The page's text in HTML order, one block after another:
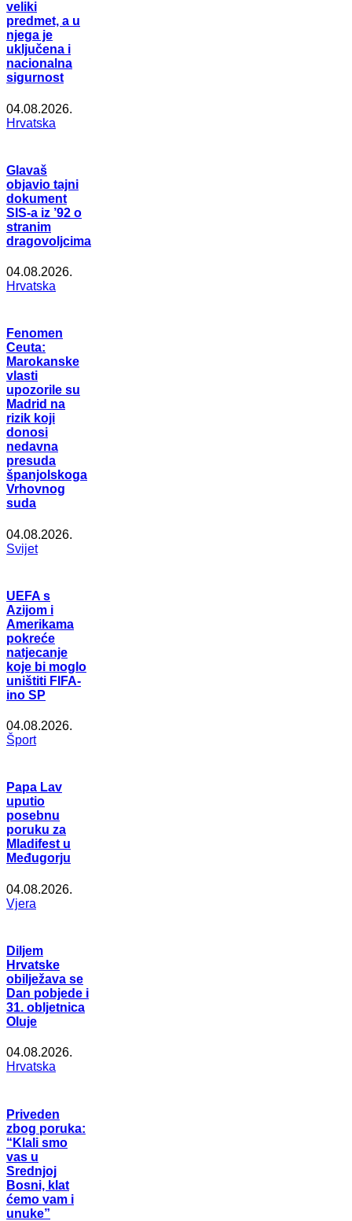
veliki
predmet, a u
njega je
uključena i
nacionalna
sigurnost
04.08.2026.
Hrvatska
Glavaš
objavio tajni
dokument
SIS-a iz ’92 o
stranim
dragovoljcima
04.08.2026.
Hrvatska
Fenomen
Ceuta:
Marokanske
vlasti
upozorile su
Madrid na
rizik koji
donosi
nedavna
presuda
španjolskoga
Vrhovnog
suda
04.08.2026.
Svijet
UEFA s
Azijom i
Amerikama
pokreće
natjecanje
koje bi moglo
uništiti FIFA-
ino SP
04.08.2026.
Šport
Papa Lav
uputio
posebnu
poruku za
Mladifest u
Međugorju
04.08.2026.
Vjera
Diljem
Hrvatske
obilježava se
Dan pobjede i
31. obljetnica
Oluje
04.08.2026.
Hrvatska
Priveden
zbog poruka:
“Klali smo
vas u
Srednjoj
Bosni, klat
ćemo vam i
unuke”